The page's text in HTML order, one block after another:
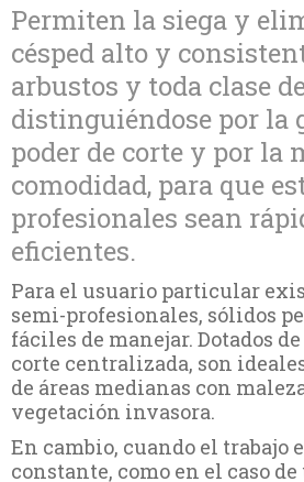
Permiten la siega y
césped alto y
arbustos y toda clase
distinguiéndose por la
poder de corte y por la
comodidad, para que
profesionales sean
eficientes.
Para el usuario particular
semi-profesionales, sólidos
fáciles de manejar. Dotados
corte centralizada, son
de áreas medianas con
vegetación invasora.
En cambio, cuando el trabajo
constante, como en el caso